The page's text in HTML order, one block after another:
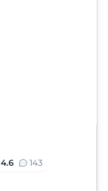
4.6 143